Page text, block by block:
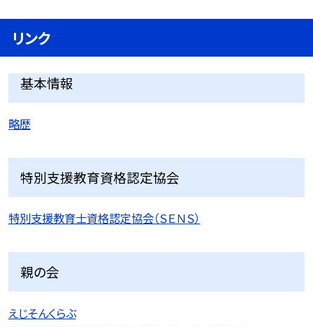
リンク
基本情報
略歴
特別支援教育資格認定協会
特別支援教育士資格認定協会（ＳＥＮＳ）
親の会
えじそんくらぶ